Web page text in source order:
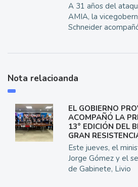
A 31 años del
AMIA, la
Schneider
Nota relacioanda
EL GOBIERNO
ACOMPAÑÓ LA
13° EDICIÓN DEL
GRAN
Este jueves, el
Jorge Gómez y el
de Gabinete, Livio